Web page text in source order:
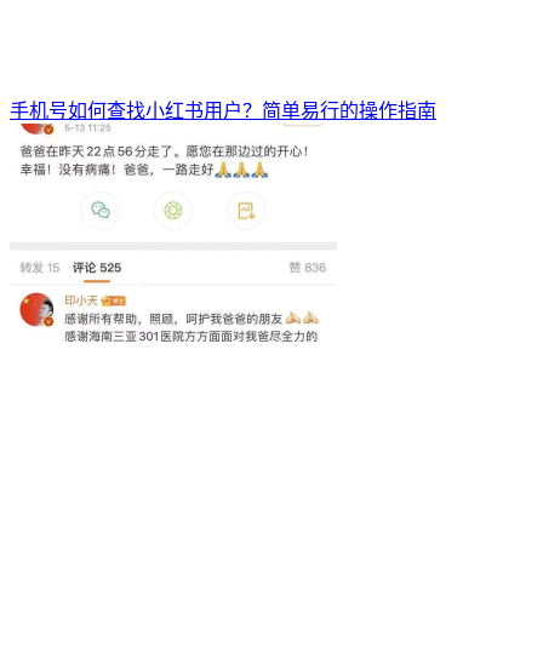
手机号如何查找小红书用户？简单易行的操作指南